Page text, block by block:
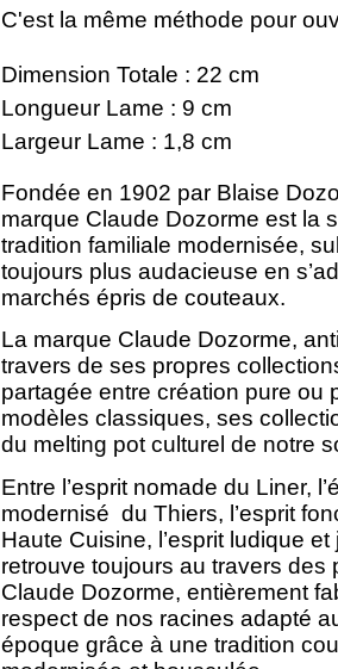
C'est la même méthode pour
Dimension Totale : 22 cm
Longueur Lame : 9 cm
Largeur Lame : 1,8 cm
Fondée en 1902 par Blaise
marque Claude Dozorme est la
tradition familiale modernisée,
toujours plus audacieuse en
marchés épris de couteaux.
La marque Claude Dozorme,
travers de ses propres
partagée entre création pure ou
modèles classiques, ses
du melting pot culturel de notre
Entre l’esprit nomade du Liner,
modernisé du Thiers, l’esprit
Haute Cuisine, l’esprit ludique
retrouve toujours au travers des
Claude Dozorme, entièrement
respect de nos racines adapté
époque grâce à une tradition